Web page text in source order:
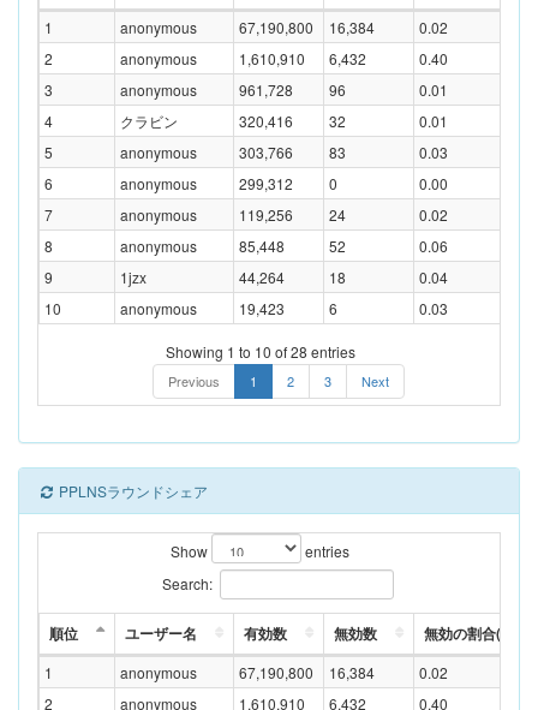
1 anonymous 67,190,800 16,384
0.02
2
anonymous 1,610,910 6,432
0.40
3
anonymous 961,728 96
0.01
4
クラビン 320,416 32
0.01
5
anonymous 303,766 83
0.03
6
anonymous 299,312 0
0.00
7
anonymous 119,256 24
0.02
8
anonymous 85,448 52
0.06
9
1jzx 44,264 18
0.04
10
anonymous 19,423 6 0.03
Showing 1 to 10 of 28 entries
Previous 1 2 3 Next
PPLNSラウンドシェア
Show
entries
Search:
順位 ユーザー名 有効数 無効数 無効の割合(%)
1 anonymous 67,190,800 16,384
0.02
2
anonymous 1,610,910 6,432 0.40